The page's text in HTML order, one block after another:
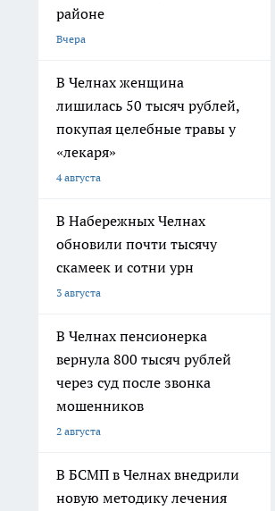
районе
Вчера
В Челнах женщина
лишилась 50 тысяч рублей,
покупая целебные травы у
«лекаря»
4 августа
В Набережных Челнах
обновили почти тысячу
скамеек и сотни урн
3 августа
В Челнах пенсионерка
вернула 800 тысяч рублей
через суд после звонка
мошенников
2 августа
В БСМП в Челнах внедрили
новую методику лечения